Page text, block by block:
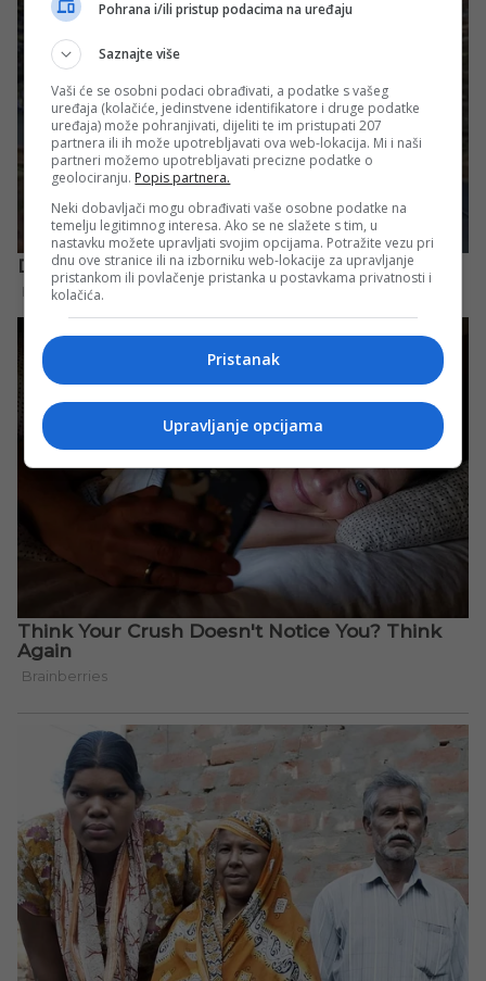
Pohrana i/ili pristup podacima na uređaju
Saznajte više
Vaši će se osobni podaci obrađivati, a podatke s vašeg
uređaja (kolačiće, jedinstvene identifikatore i druge podatke
uređaja) može pohranjivati, dijeliti te im pristupati 207
partnera ili ih može upotrebljavati ova web-lokacija. Mi i naši
partneri možemo upotrebljavati precizne podatke o
geolociranju. Popis partnera.
Neki dobavljači mogu obrađivati vaše osobne podatke na
temelju legitimnog interesa. Ako se ne slažete s tim, u
nastavku možete upravljati svojim opcijama. Potražite vezu pri
dnu ove stranice ili na izborniku web-lokacije za upravljanje
pristankom ili povlačenje pristanka u postavkama privatnosti i
kolačića.
Pristanak
Upravljanje opcijama